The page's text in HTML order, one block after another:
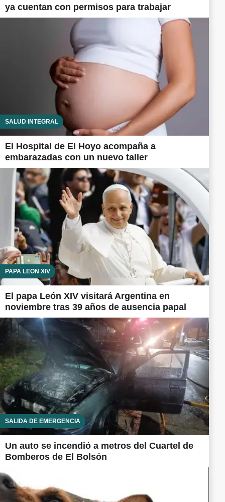
ya cuentan con permisos para trabajar
SALUD INTEGRAL
El Hospital de El Hoyo acompaña a
embarazadas con un nuevo taller
PAPA LEÓN XIV
El papa León XIV visitará Argentina en
noviembre tras 39 años de ausencia papal
SALIDA DE EMERGENCIA
Un auto se incendió a metros del Cuartel de
Bomberos de El Bolsón